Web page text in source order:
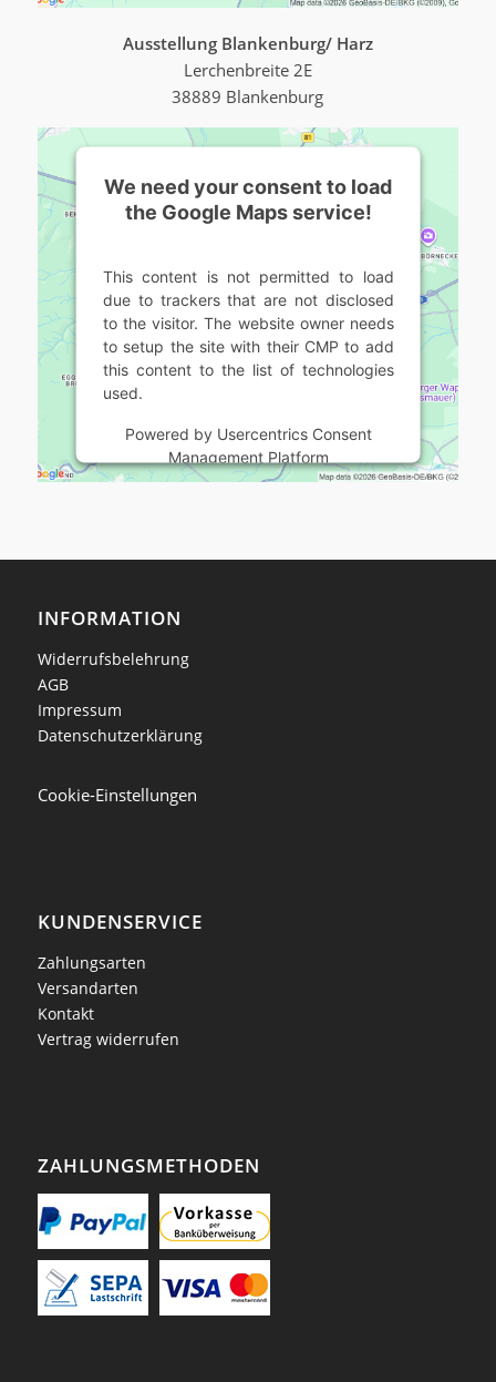
Ausstellung Blankenburg/ Harz
Lerchenbreite 2E
38889 Blankenburg
We need your consent to load
the Google Maps service!
This content is not permitted to load
due to trackers that are not disclosed
to the visitor. The website owner needs
to setup the site with their CMP to add
this content to the list of technologies
used.
Powered by Usercentrics Consent
Management Platform
INFORMATION
Widerrufsbelehrung
AGB
Impressum
Datenschutzerklärung
Cookie-Einstellungen
KUNDENSERVICE
Zahlungsarten
Versandarten
Kontakt
Vertrag widerrufen
ZAHLUNGSMETHODEN